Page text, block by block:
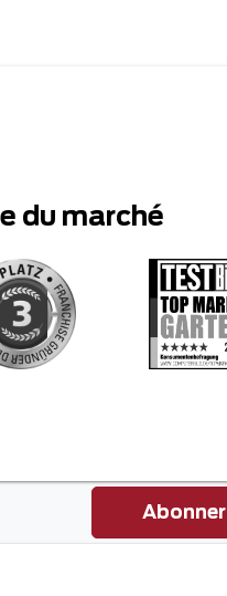
du marché
Abonner